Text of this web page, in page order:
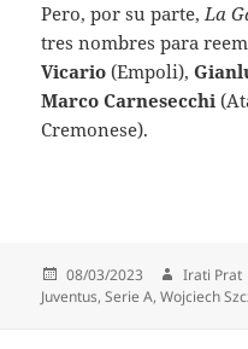
Pero, por su parte,La
tres nombres para
Vicario (Empoli),
Marco Carnesecchi
Cremonese).
Publicado
el
08/03/2023 Autor
Irati Prat
Juventus,Serie A,Wojciech